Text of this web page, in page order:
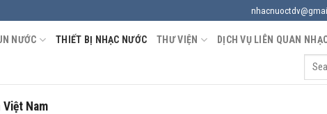
NƯỚC THIẾT BỊ NHẠC NƯỚC THƯ VIỆN DỊCH VỤ LIÊN QUAN
Nam